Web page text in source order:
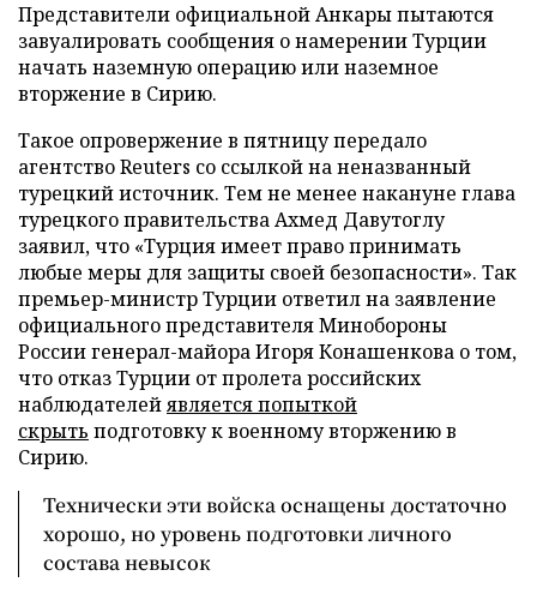
Представители официальной Анкары пытаются
завуалировать сообщения о намерении Турции
начать наземную операцию или наземное
вторжение в Сирию.
Такое опровержение в пятницу передало
агентство Reuters со ссылкой на неназванный
турецкий источник. Тем не менее накануне глава
турецкого правительства Ахмед Давутоглу
заявил, что «Турция имеет право принимать
любые меры для защиты своей безопасности». Так
премьер-министр Турции ответил на заявление
официального представителя Минобороны
России генерал-майора Игоря Конашенкова о том,
что отказ Турции от пролета российских
наблюдателейявляется попыткой
скрыть подготовку к военному вторжению в
Сирию.
Технически эти войска оснащены достаточно
хорошо, но уровень подготовки личного
состава невысок